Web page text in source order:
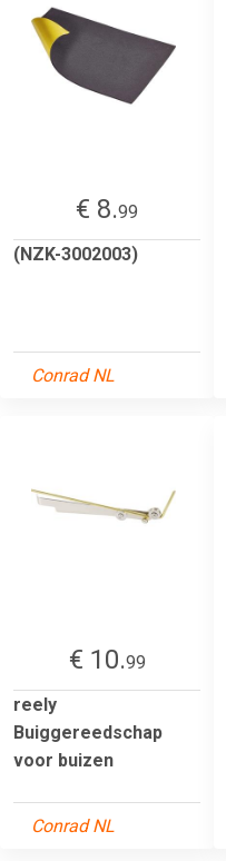
€ 8.99
(NZK-3002003)
Conrad NL
€ 10.99
reely
Buiggereedschap
voor buizen
Conrad NL